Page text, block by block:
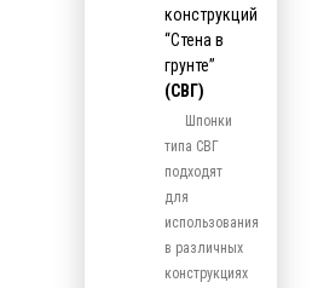
конструкций
“Стена в
грунте”
(СВГ)
Шпонки
типа СВГ
подходят
для
использования
в различных
конструкциях